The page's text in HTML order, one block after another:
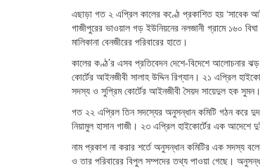
এছাড়া গত ২ এপ্রিল কালের কণ্ঠে প্রকাশিত হয় ‘সাবেক
গাজীপুরের ভাওয়াল গড় ইউনিয়নের নলজানী গ্রামে ১৬০
মালিকানা বেনজীরের পরিবারের হাতে।
কালের কণ্ঠ’র এসব প্রতিবেদন দেশে-বিদেশে আলোচনার
কোর্টের আইনজীবী সালাহ উদ্দিন রিগ্যান। ২১ এপ্রিল
সদস্য ও সুপ্রিম কোর্টের আইনজীবী সৈয়দ সায়েদুল হক সুমন।
গত ২২ এপ্রিল তিন সদস্যের অনুসন্ধান কমিটি গঠন করে
নিয়ামুল হাসান গাজী। ২৩ এপ্রিল হাইকোর্টের এক আদেশে
নাম প্রকাশ না করার শর্তে অনুসন্ধান কমিটির এক সদস্য
ও তার পরিবারের বিপুল সম্পদের তথ্য পাওয়া গেছে।